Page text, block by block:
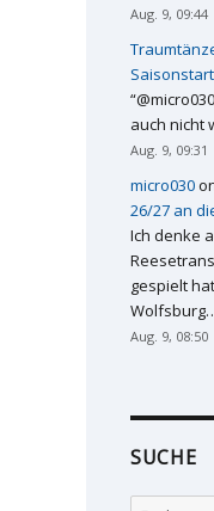
Aug. 9, 09:44
“
auch nicht
Aug. 9, 09:31
micro030
26/27 an
Ich denke
gespielt
Aug. 9, 08:50
SUCHE
Suchen